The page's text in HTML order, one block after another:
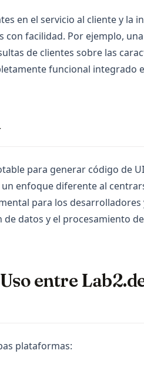
en el servicio al cliente y la
con facilidad. Por ejemplo,
de clientes sobre las
funcional integrado
para generar código de
enfoque diferente al
para los desarrolladores
datos y el procesamiento
entre
plataformas: